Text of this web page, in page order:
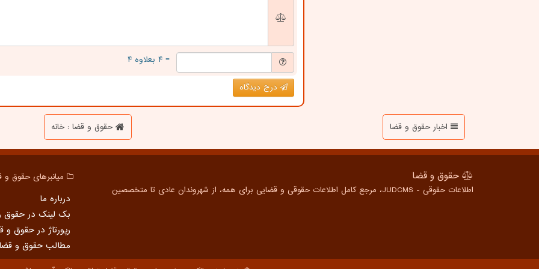
= ۴ بعلاوه ۴
درج دیدگاه
اخبار حقوق و قضا حقوق و قضا : خانه
حقوق و قضا
اطلاعات حقوقی - JUDCMS، مرجع کامل اطلاعات حقوقی و قضایی برای همه، از شهروندان عادی تا متخصصین
میانبرهای حقوق و
درباره ما
بک لینک در حقوق
رپورتاژ در حقوق و
مطالب حقوق و قضا